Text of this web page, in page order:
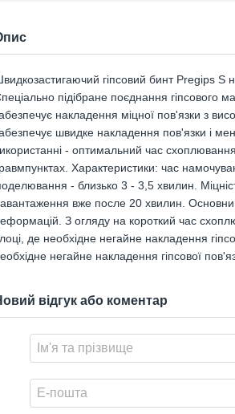
гіпсовий бинт Pregips S
підібране поєднання гіпсового
накладення міцної пов'язки з
швидке накладення пов'язки і
- оптимальний час
Характеристики: час
- близько 3 - 3,5 хвилин.
вже после 20 хвилин. Основний
З огляду на короткий час
де необхідне негайне накладення
негайне накладення гіпсової
відгук або коментар